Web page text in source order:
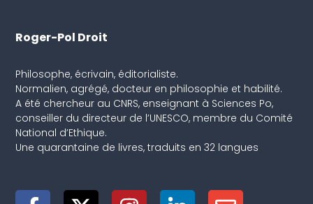
Roger-Pol Droit
Philosophe, écrivain, éditorialiste.
Normalien, agrégé, docteur en philosophie et habilité.
A été chercheur au CNRS, enseignant à Sciences Po,
conseiller du directeur de l’UNESCO, membre du Comité
National d’Ethique.
Une quarantaine de livres, traduits en 32 langues